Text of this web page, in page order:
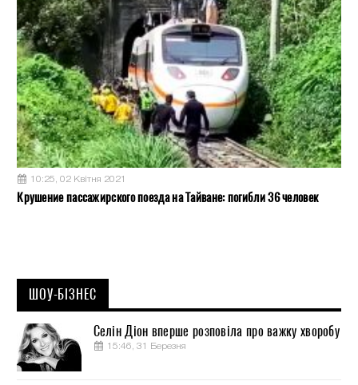
10:25, 02 Квітня 2021
Крушение пассажирского поезда на Тайване: погибли 36 человек
ШОУ-БІЗНЕС
Селін Діон вперше розповіла про важку хворобу
15:46, 31 Березня